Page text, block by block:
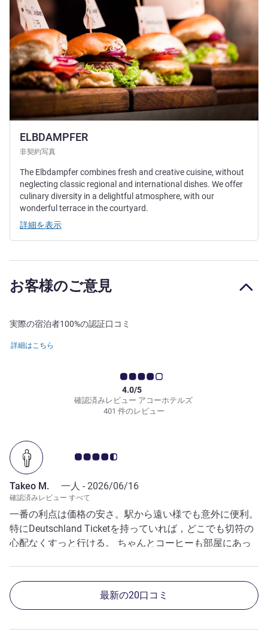
ELBDAMPFER
非契約写真
The Elbdampfer combines fresh and creative cuisine, without
neglecting classic regional and international dishes. We offer
culinary diversity in a delightful atmosphere, with our
wonderful terrace in the courtyard.
詳細を表示
お客様のご意見
実際の宿泊者100%の認証口コミ
詳細はこちら
確認済みレビュー アコーホテルズ
4.0/5
401 件のレビュー
お客さまの声 4.5/5
Takeo M. 一人 - 2026/06/16
確認済みレビュー すべて
一番の利点は価格の安さ。駅から遠い様でも意外に便利。
特にDeutschland Ticketを持っていれば，どこでも切符の
心配なくすっと行ける。 ちゃんとコーヒーも部屋にあっ
最新の20口コミ